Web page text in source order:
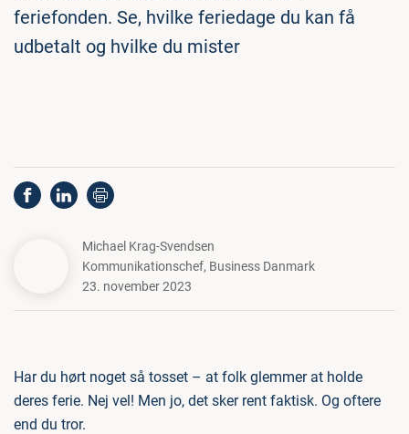
feriefonden. Se, hvilke feriedage du kan få
udbetalt og hvilke du mister
Michael Krag-Svendsen
Kommunikationschef, Business Danmark
23. november 2023
Har du hørt noget så tosset – at folk glemmer at holde
deres ferie. Nej vel! Men jo, det sker rent faktisk. Og oftere
end du tror.